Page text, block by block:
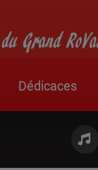
Dédicaces